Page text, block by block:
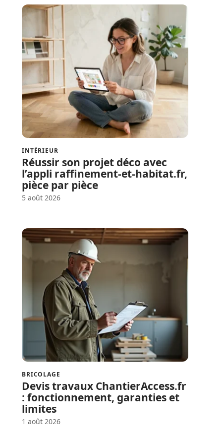
INTÉRIEUR
Réussir son projet déco avec
l’appli raffinement-et-habitat.fr,
pièce par pièce
5 août 2026
BRICOLAGE
Devis travaux ChantierAccess.fr
: fonctionnement, garanties et
limites
1 août 2026